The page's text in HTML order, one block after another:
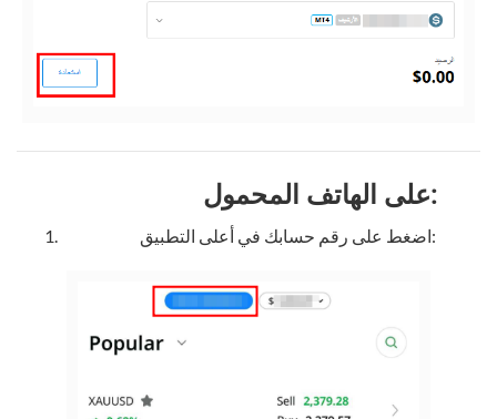
على الهاتف المحمول:
اضغط على رقم حسابك في أعلى التطبيق: